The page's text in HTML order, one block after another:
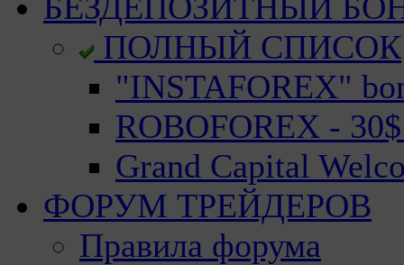
ПОЛНЫЙ СПИСОК
"INSTAFOREX"
ROBOFOREX -
Grand Capital
ФОРУМ ТРЕЙДЕРОВ
Правила форума